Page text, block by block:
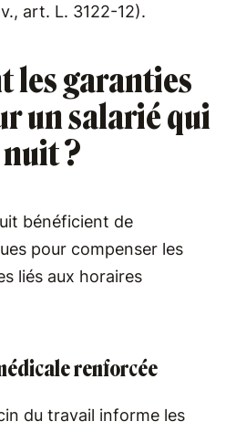
art. L. 3122-12).
les garanties
un salarié qui
?
bénéficient de
pour compenser les
liés aux horaires
renforcée
du travail informe les